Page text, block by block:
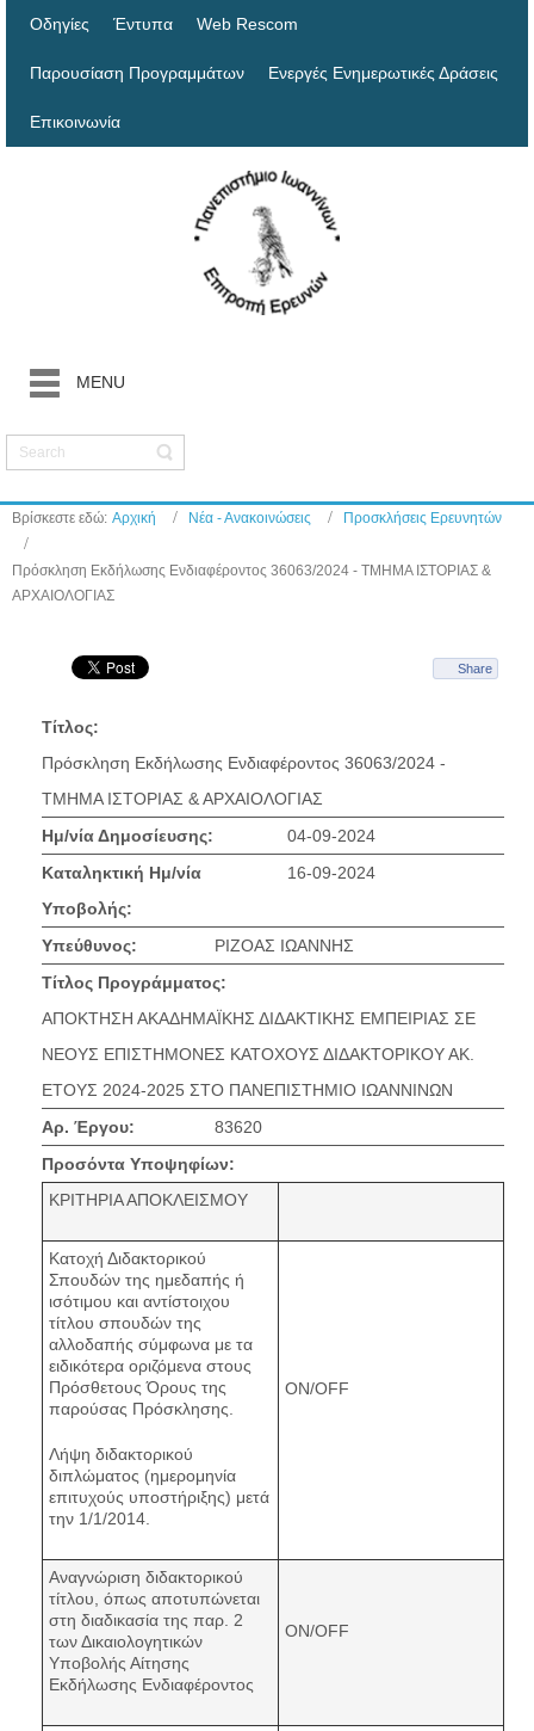
Οδηγίες Έντυπα Web Rescom
Παρουσίαση Προγραμμάτων Ενεργές Ενημερωτικές Δράσεις
Επικοινωνία
MENU
Βρίσκεστε εδώ: Αρχική Νέα - Ανακοινώσεις Προσκλήσεις Ερευνητών
Πρόσκληση Εκδήλωσης Ενδιαφέροντος 36063/2024 - ΤΜΗΜΑ ΙΣΤΟΡΙΑΣ &
ΑΡΧΑΙΟΛΟΓΙΑΣ
Share
Τίτλος:
Πρόσκληση Εκδήλωσης Ενδιαφέροντος 36063/2024 -
ΤΜΗΜΑ ΙΣΤΟΡΙΑΣ & ΑΡΧΑΙΟΛΟΓΙΑΣ
Ημ/νία Δημοσίευσης:
04-09-2024
Καταληκτική Ημ/νία
Υποβολής:
16-09-2024
Υπεύθυνος:
ΡΙΖΟΑΣ ΙΩΑΝΝΗΣ
Τίτλος Προγράμματος:
ΑΠΟΚΤΗΣΗ ΑΚΑΔΗΜΑΪΚΗΣ ΔΙΔΑΚΤΙΚΗΣ ΕΜΠΕΙΡΙΑΣ ΣΕ
ΝΕΟΥΣ ΕΠΙΣΤΗΜΟΝΕΣ ΚΑΤΟΧΟΥΣ ΔΙΔΑΚΤΟΡΙΚΟΥ ΑΚ.
ΕΤΟΥΣ 2024-2025 ΣΤΟ ΠΑΝΕΠΙΣΤΗΜΙΟ ΙΩΑΝΝΙΝΩΝ
Αρ. Έργου:
83620
Προσόντα Υποψηφίων:
ΚΡΙΤΗΡΙΑ ΑΠΟΚΛΕΙΣΜΟΥ
Κατοχή Διδακτορικού
Σπουδών της ημεδαπής ή
ισότιμου και αντίστοιχου
τίτλου σπουδών της
αλλοδαπής σύμφωνα με τα
ειδικότερα οριζόμενα στους
Πρόσθετους Όρους της
παρούσας Πρόσκλησης.
Λήψη διδακτορικού
διπλώματος (ημερομηνία
επιτυχούς υποστήριξης) μετά
την 1/1/2014.
ON/OFF
Αναγνώριση διδακτορικού
τίτλου, όπως αποτυπώνεται
στη διαδικασία της παρ. 2
των Δικαιολογητικών
Υποβολής Αίτησης
Εκδήλωσης Ενδιαφέροντος
ON/OFF